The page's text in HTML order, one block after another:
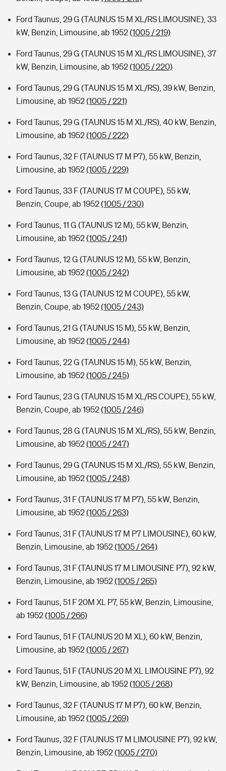
Ford Taunus, 29 G (TAUNUS 15 M XL/RS LIMOUSINE), 33
kW, Benzin, Limousine, ab 1952(1005 / 219)
Ford Taunus, 29 G (TAUNUS 15 M XL/RS LIMOUSINE), 37
kW, Benzin, Limousine, ab 1952(1005 / 220)
Ford Taunus, 29 G (TAUNUS 15 M XL/RS), 39 kW, Benzin,
Limousine, ab 1952(1005 / 221)
Ford Taunus, 29 G (TAUNUS 15 M XL/RS), 40 kW, Benzin,
Limousine, ab 1952(1005 / 222)
Ford Taunus, 32 F (TAUNUS 17 M P7), 55 kW, Benzin,
Limousine, ab 1952(1005 / 229)
Ford Taunus, 33 F (TAUNUS 17 M COUPE), 55 kW,
Benzin, Coupe, ab 1952(1005 / 230)
Ford Taunus, 11 G (TAUNUS 12 M), 55 kW, Benzin,
Limousine, ab 1952(1005 / 241)
Ford Taunus, 12 G (TAUNUS 12 M), 55 kW, Benzin,
Limousine, ab 1952(1005 / 242)
Ford Taunus, 13 G (TAUNUS 12 M COUPE), 55 kW,
Benzin, Coupe, ab 1952(1005 / 243)
Ford Taunus, 21 G (TAUNUS 15 M), 55 kW, Benzin,
Limousine, ab 1952(1005 / 244)
Ford Taunus, 22 G (TAUNUS 15 M), 55 kW, Benzin,
Limousine, ab 1952(1005 / 245)
Ford Taunus, 23 G (TAUNUS 15 M XL/RS COUPE), 55 kW,
Benzin, Coupe, ab 1952(1005 / 246)
Ford Taunus, 28 G (TAUNUS 15 M XL/RS), 55 kW, Benzin,
Limousine, ab 1952(1005 / 247)
Ford Taunus, 29 G (TAUNUS 15 M XL/RS), 55 kW, Benzin,
Limousine, ab 1952(1005 / 248)
Ford Taunus, 31 F (TAUNUS 17 M P7), 55 kW, Benzin,
Limousine, ab 1952(1005 / 263)
Ford Taunus, 31 F (TAUNUS 17 M P7 LIMOUSINE), 60 kW,
Benzin, Limousine, ab 1952(1005 / 264)
Ford Taunus, 31 F (TAUNUS 17 M LIMOUSINE P7), 92 kW,
Benzin, Limousine, ab 1952(1005 / 265)
Ford Taunus, 51 F 20M XL P7, 55 kW, Benzin, Limousine,
ab 1952(1005 / 266)
Ford Taunus, 51 F (TAUNUS 20 M XL), 60 kW, Benzin,
Limousine, ab 1952(1005 / 267)
Ford Taunus, 51 F (TAUNUS 20 M XL LIMOUSINE P7), 92
kW, Benzin, Limousine, ab 1952(1005 / 268)
Ford Taunus, 32 F (TAUNUS 17 M P7), 60 kW, Benzin,
Limousine, ab 1952(1005 / 269)
Ford Taunus, 32 F (TAUNUS 17 M LIMOUSINE P7), 92 kW,
Benzin, Limousine, ab 1952(1005 / 270)